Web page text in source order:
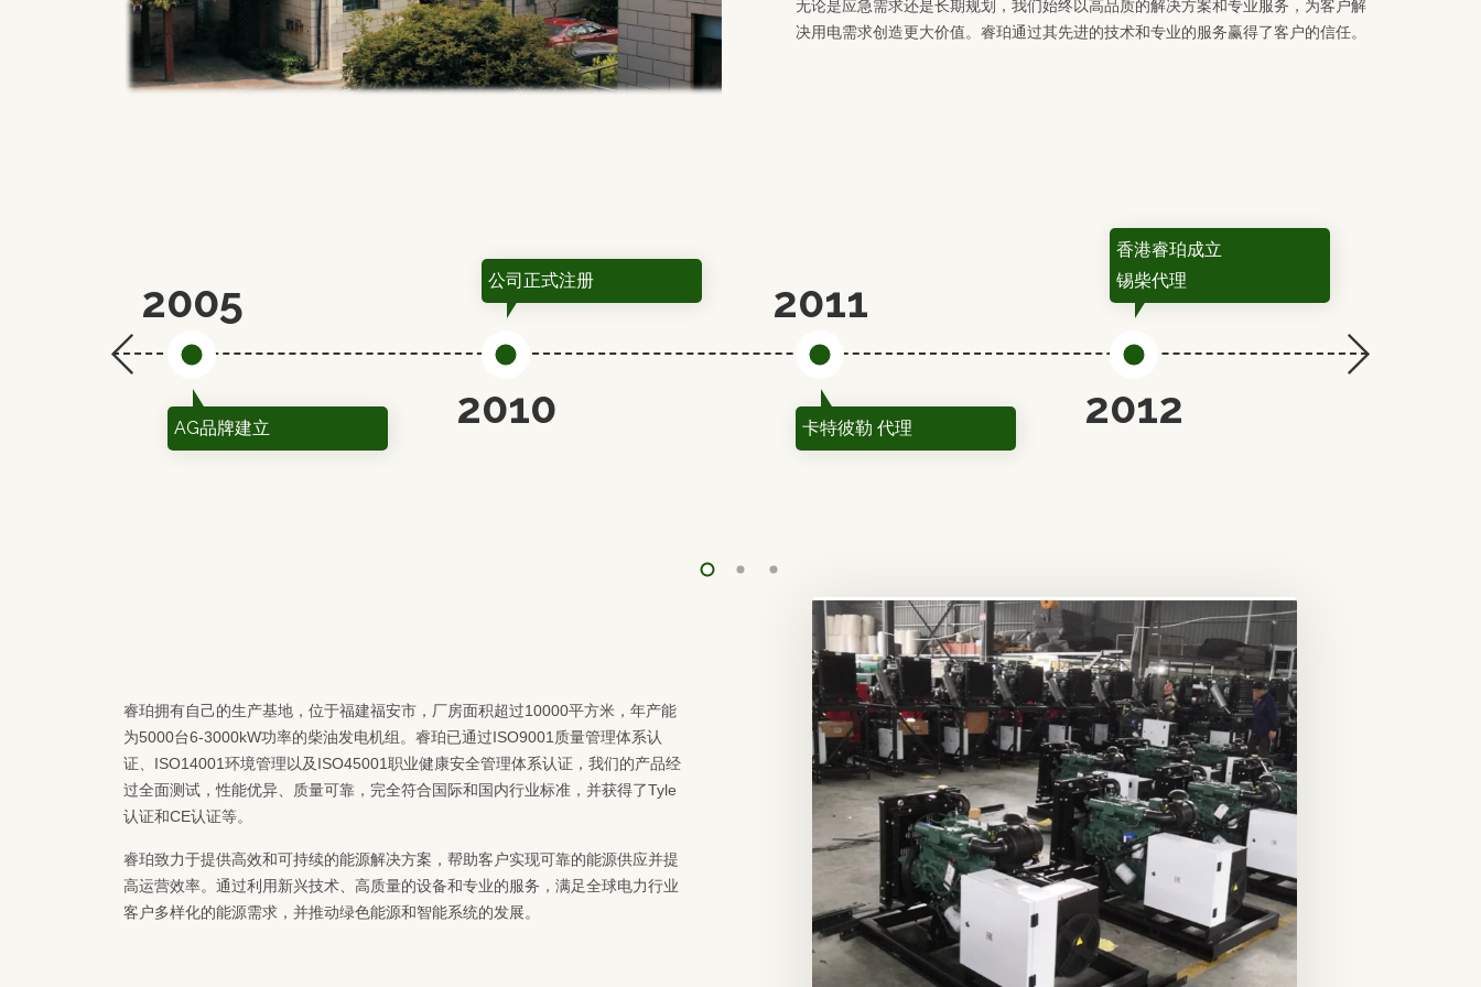
无论是应急需求还是长期规划，我们始终以高品质的解决方案和专业服务，为客户解
决用电需求创造更大价值。睿珀通过其先进的技术和专业的服务赢得了客户的信任。
2005
AG品牌建立 2010
公司正式注册 2011
卡特彼勒 代理 2012
香港睿珀成立
锡柴代理
睿珀拥有自己的生产基地，位于福建福安市，厂房面积超过10000平方米，年产能
为5000台6-3000kW功率的柴油发电机组。睿珀已通过ISO9001质量管理体系认
证、ISO14001环境管理以及ISO45001职业健康安全管理体系认证，我们的产品经
过全面测试，性能优异、质量可靠，完全符合国际和国内行业标准，并获得了Tyle
认证和CE认证等。
睿珀致力于提供高效和可持续的能源解决方案，帮助客户实现可靠的能源供应并提
高运营效率。通过利用新兴技术、高质量的设备和专业的服务，满足全球电力行业
客户多样化的能源需求，并推动绿色能源和智能系统的发展。